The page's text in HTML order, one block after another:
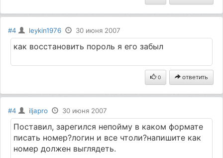
#4 leykin1976 30 июня 2007
как восстановить пороль я его забыл
0 ответить
#4 iljapro 30 июня 2007
Поставил, зарегился непойму в каком формате
писать номер?логин и все чтоли?напишите как
номер должен выглядеть.